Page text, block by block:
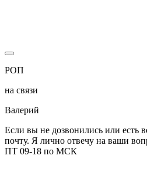
РОП
на связи
Валерий
Если вы не дозвонились или есть
почту. Я лично отвечу на ваши
ПТ 09-18 по МСК